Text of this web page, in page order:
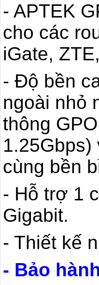
- APTEK
cho các
iGate,
- Độ bền
ngoài nhỏ
thông
cùng bền
- Hỗ trợ 1
Gigabit.
- Thiết kế
- Bảo